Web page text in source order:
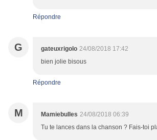
Répondre
G gateuxrigolo 24/08/2018 17:42
bien jolie bisous
Répondre
M Mamiebulles 24/08/2018 06:39
Tu te lances dans la chanson ? Fais-toi